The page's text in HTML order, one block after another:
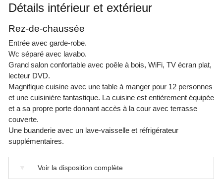
Détails intérieur et extérieur
Rez-de-chaussée
Entrée avec garde-robe.
Wc séparé avec lavabo.
Grand salon confortable avec poêle à bois, WiFi, TV écran plat,
lecteur DVD.
Magnifique cuisine avec une table à manger pour 12 personnes
et une cuisinière fantastique. La cuisine est entièrement équipée
et a sa propre porte donnant accès à la cour avec terrasse
couverte.
Une buanderie avec un lave-vaisselle et réfrigérateur
supplémentaires.
Voir la disposition complète